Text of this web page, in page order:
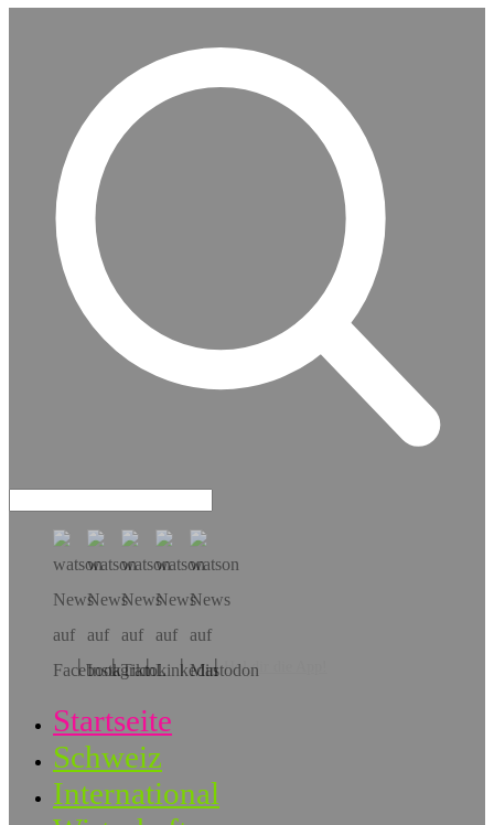
Hol dir die App!
Startseite
Schweiz
International